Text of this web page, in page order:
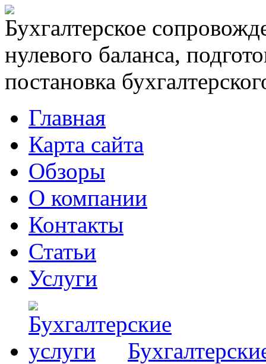
Бухгалтерское
нулевого баланса,
постановка
Главная
Карта сайта
Обзоры
О компании
Контакты
Статьи
Услуги